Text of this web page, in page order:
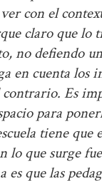
con el
claro que lo
no defiendo
en cuenta los
Es
para
tiene que
lo que surge
es que las